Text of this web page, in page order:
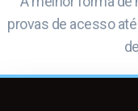
provas de acesso